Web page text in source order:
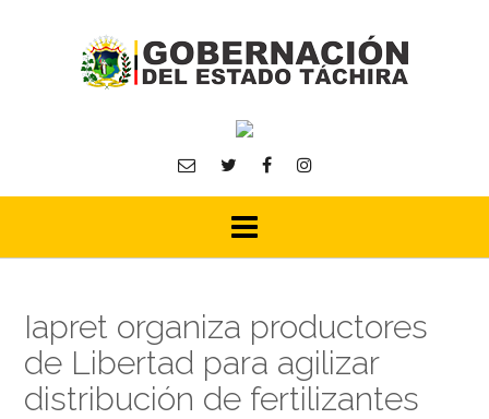
Iapret organiza productores
de Libertad para agilizar
distribución de fertilizantes